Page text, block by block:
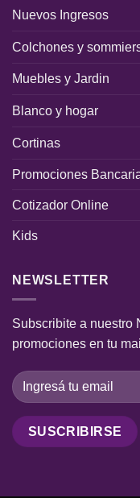
Nuevos Ingresos
Colchones y
Muebles y Jardin
Blanco y hogar
Cortinas
Promociones
Cotizador Online
Kids
NEWSLETTER
Subscribite a nuestro
promociones en tu